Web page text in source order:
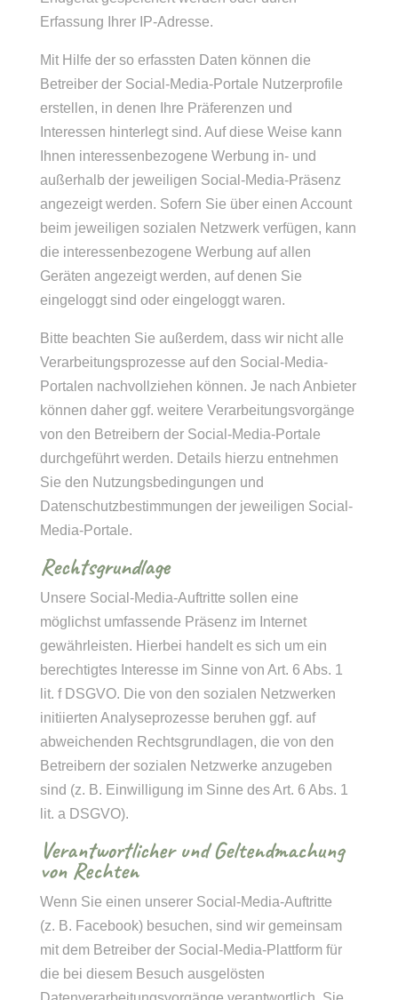
Erfassung Ihrer IP-Adresse.
Mit Hilfe der so erfassten Daten können die
Betreiber der Social-Media-Portale Nutzerprofile
erstellen, in denen Ihre Präferenzen und
Interessen hinterlegt sind. Auf diese Weise kann
Ihnen interessenbezogene Werbung in- und
außerhalb der jeweiligen Social-Media-Präsenz
angezeigt werden. Sofern Sie über einen Account
beim jeweiligen sozialen Netzwerk verfügen, kann
die interessenbezogene Werbung auf allen
Geräten angezeigt werden, auf denen Sie
eingeloggt sind oder eingeloggt waren.
Bitte beachten Sie außerdem, dass wir nicht alle
Verarbeitungsprozesse auf den Social-Media-
Portalen nachvollziehen können. Je nach Anbieter
können daher ggf. weitere Verarbeitungsvorgänge
von den Betreibern der Social-Media-Portale
durchgeführt werden. Details hierzu entnehmen
Sie den Nutzungsbedingungen und
Datenschutzbestimmungen der jeweiligen Social-
Media-Portale.
Rechtsgrundlage
Unsere Social-Media-Auftritte sollen eine
möglichst umfassende Präsenz im Internet
gewährleisten. Hierbei handelt es sich um ein
berechtigtes Interesse im Sinne von Art. 6 Abs. 1
lit. f DSGVO. Die von den sozialen Netzwerken
initiierten Analyseprozesse beruhen ggf. auf
abweichenden Rechtsgrundlagen, die von den
Betreibern der sozialen Netzwerke anzugeben
sind (z. B. Einwilligung im Sinne des Art. 6 Abs. 1
lit. a DSGVO).
Verantwortlicher und Geltendmachung
von Rechten
Wenn Sie einen unserer Social-Media-Auftritte
(z. B. Facebook) besuchen, sind wir gemeinsam
mit dem Betreiber der Social-Media-Plattform für
die bei diesem Besuch ausgelösten